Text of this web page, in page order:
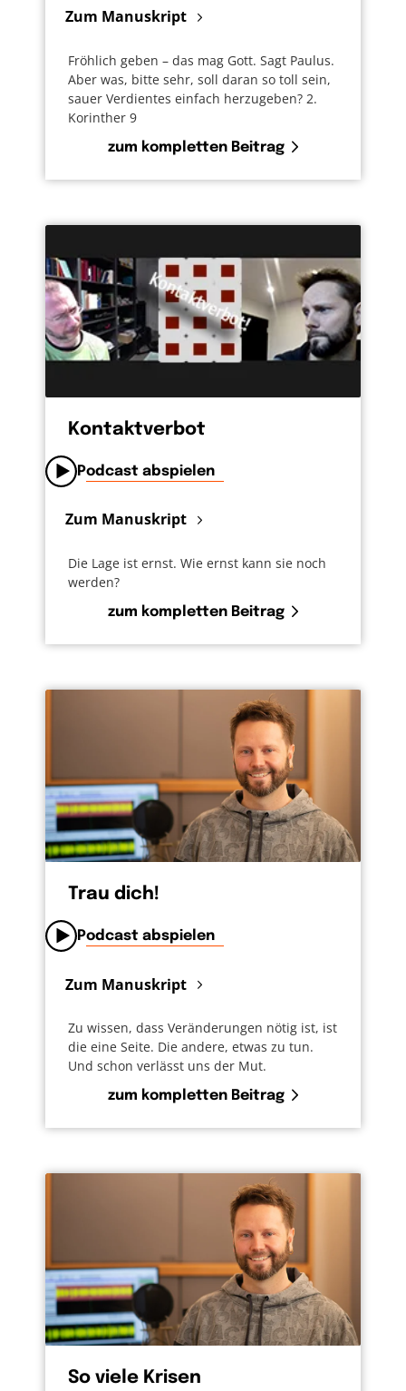
Zum Manuskript
Fröhlich geben – das mag Gott. Sagt Paulus.
Aber was, bitte sehr, soll daran so toll sein,
sauer Verdientes einfach herzugeben? 2.
Korinther 9
zum kompletten Beitrag
Kontaktverbot
Podcast abspielen
Zum Manuskript
Die Lage ist ernst. Wie ernst kann sie noch
werden?
zum kompletten Beitrag
Trau dich!
Podcast abspielen
Zum Manuskript
Zu wissen, dass Veränderungen nötig ist, ist
die eine Seite. Die andere, etwas zu tun.
Und schon verlässt uns der Mut.
zum kompletten Beitrag
So viele Krisen